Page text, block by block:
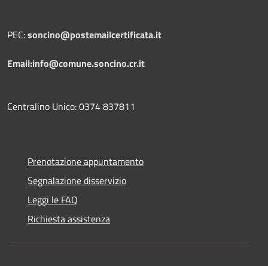
PEC:soncino@postemailcertificata.it
Email:info@comune.soncino.cr.it
Centralino Unico: 0374 837811
Prenotazione appuntamento
Segnalazione disservizio
Leggi le FAQ
Richiesta assistenza